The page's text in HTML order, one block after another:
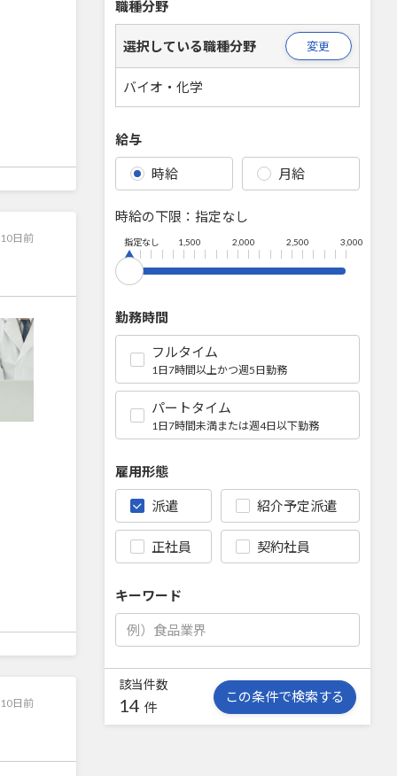
10日前
10日前
職種分野
選択している職種分野 変更
バイオ・化学
給与
時給 月給
時給の下限： 指定なし
指定なし 1,500 2,000 2,500 3,000
勤務時間
フルタイム
1日7時間以上かつ週5日勤務
パートタイム
1日7時間未満または週4日以下勤務
雇用形態
派遣 紹介予定派遣
正社員 契約社員
キーワード
該当件数
14 件
この条件で検索する